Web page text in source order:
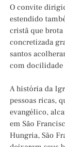
O convite
estendido
cristã que brota
concretizada
santos
com docilidade
A história da
pessoas ricas,
evangélico,
em São
Hungria, São